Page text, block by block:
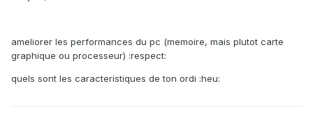
ameliorer les performances du pc (memoire, mais plutot carte
graphique ou processeur) :respect:
quels sont les caracteristiques de ton ordi :heu: